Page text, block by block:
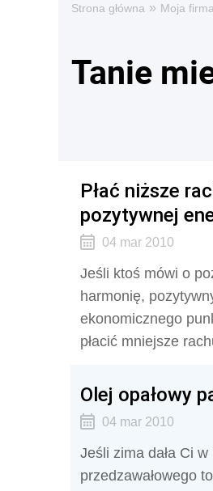
Strona główna » Moja firma
Tanie
Płać niższe
pozytywnej
04 mar 2010
Jeśli ktoś mówi o
harmonię,
ekonomicznego
płacić mniejsze
Olej opałowy
04 mar 2010
Jeśli zima dała Ci
przedzawałowego